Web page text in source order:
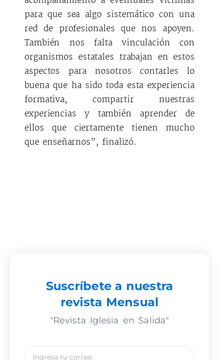
para que sea algo sistemático con una
red de profesionales que nos apoyen.
También nos falta vinculación con
organismos estatales trabajan en estos
aspectos para nosotros contarles lo
buena que ha sido toda esta experiencia
formativa, compartir nuestras
experiencias y también aprender de
ellos que ciertamente tienen mucho
que enseñarnos”, finalizó.
Suscríbete a nuestra
revista Mensual
"Revista Iglesia en Salida"